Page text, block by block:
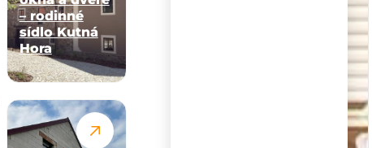
– rodinné
sídlo Kutná
Hora